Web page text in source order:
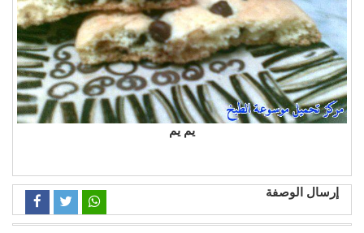
يم يم
إرسال الوصفة